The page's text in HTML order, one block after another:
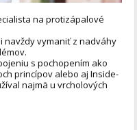
na protizápalové
navždy vymaniť z nadváhy
s pochopením ako
princípov alebo aj Inside-
najmä u vrcholových